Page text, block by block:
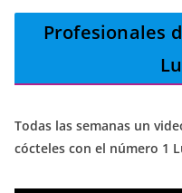
Profesionales
Todas las semanas un
cócteles con el número 1